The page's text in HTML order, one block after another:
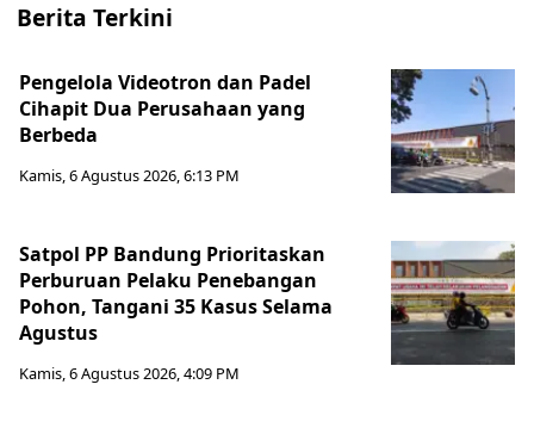
Berita Terkini
Pengelola Videotron dan Padel
Cihapit Dua Perusahaan yang
Berbeda
Kamis, 6 Agustus 2026, 6:13 PM
Satpol PP Bandung Prioritaskan
Perburuan Pelaku Penebangan
Pohon, Tangani 35 Kasus Selama
Agustus
Kamis, 6 Agustus 2026, 4:09 PM